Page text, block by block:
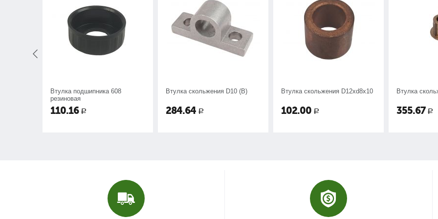
Втулка подшипника 608
резиновая
110.16 Р
Втулка скольжения D10 (B)
284.64 Р
Втулка скольжения D12хd8х10
102.00 Р
Втулка
355.67 Р